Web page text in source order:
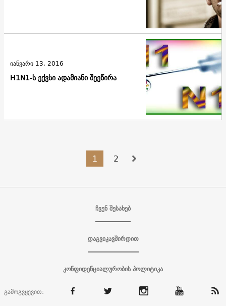
H1N1-ს ექვსი ადამიანი შეეწირა
იანვარი 13, 2016
1 2
ჩვენ შესახებ
დაგვიკავშირდით
კონფიდენციალურობის პოლიტიკა
გამოგვყევით: